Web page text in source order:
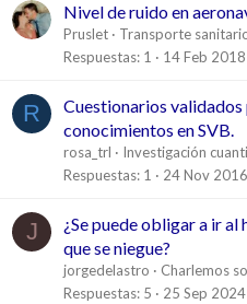
Nivel de ruido en
Pruslet
Transporte
Respuestas 1 14 Feb 2018
R
Cuestionarios validados
conocimientos en SVB.
rosa_trl
Investigación
Respuestas 1 24 Nov 2016
J
¿Se puede obligar a ir
que se niegue?
jorgedelastro
Charlemos
Respuestas 5 25 Sep 2024